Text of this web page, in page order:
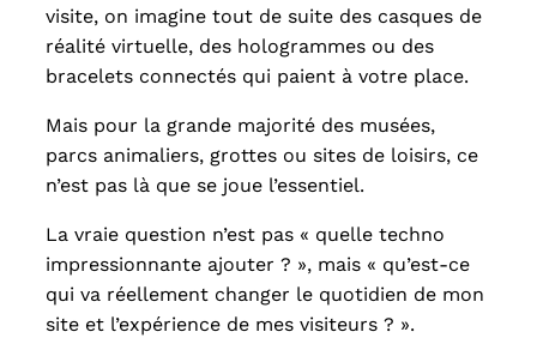
visite, on imagine tout de suite des casques de
réalité virtuelle, des hologrammes ou des
bracelets connectés qui paient à votre place.
Mais pour la grande majorité des musées,
parcs animaliers, grottes ou sites de loisirs, ce
n’est pas là que se joue l’essentiel.
La vraie question n’est pas « quelle techno
impressionnante ajouter ? », mais « qu’est-ce
qui va réellement changer le quotidien de mon
site et l’expérience de mes visiteurs ? ».